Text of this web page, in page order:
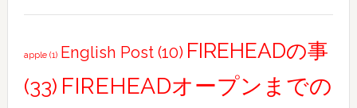
働
た
い
美
apple(1) English Post(10) FIREHEADの事
(33) FIREHEADオープンまでの